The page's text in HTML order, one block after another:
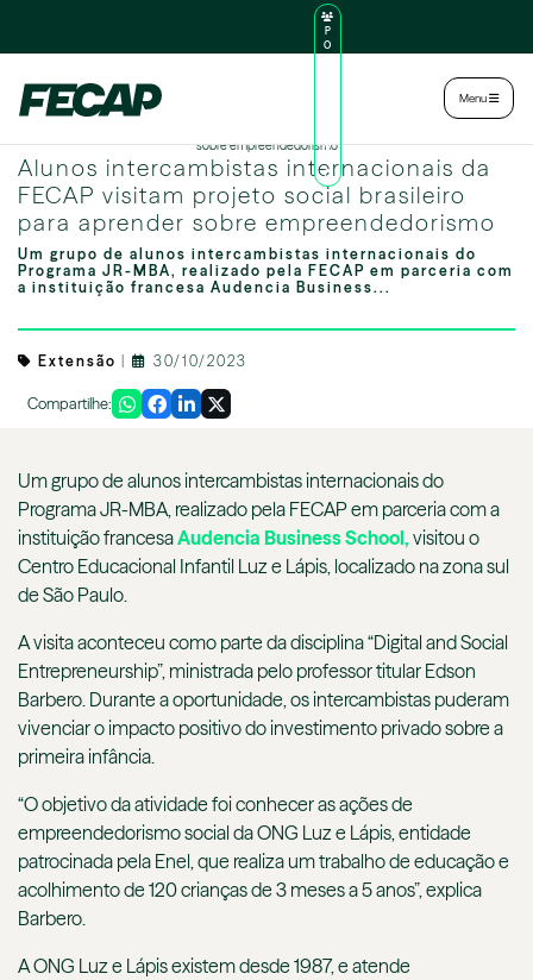
P
O
U
O
Menu
sobre empreendedorismo
Alunos intercambistas internacionais da
FECAP visitam projeto social brasileiro
para aprender sobre empreendedorismo
Um grupo de alunos intercambistas internacionais do
Programa JR-MBA, realizado pela FECAP em parceria com
a instituição francesa Audencia Business...
Extensão 30/10/2023
Compartilhe:
Um grupo de alunos intercambistas internacionais do
Programa JR-MBA, realizado pela FECAP em parceria com a
instituição francesaAudencia Business School, visitou o
Centro Educacional Infantil Luz e Lápis, localizado na zona sul
de São Paulo.
A visita aconteceu como parte da disciplina “Digital and Social
Entrepreneurship”, ministrada pelo professor titular Edson
Barbero. Durante a oportunidade, os intercambistas puderam
vivenciar o impacto positivo do investimento privado sobre a
primeira infância.
“O objetivo da atividade foi conhecer as ações de
empreendedorismo social da ONG Luz e Lápis, entidade
patrocinada pela Enel, que realiza um trabalho de educação e
acolhimento de 120 crianças de 3 meses a 5 anos”, explica
Barbero.
A ONG Luz e Lápis existem desde 1987, e atende